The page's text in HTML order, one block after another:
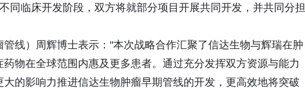
同临床开发阶段，双方将就部分项目开展共同开发，并共同分担
线）周辉博士表示："本次战略合作汇聚了信达生物与辉瑞在肿
物在全球范围内惠及更多患者。通过充分发挥双方资源与能力
的影响力推进信达生物肿瘤早期管线的开发，更高效地将突破